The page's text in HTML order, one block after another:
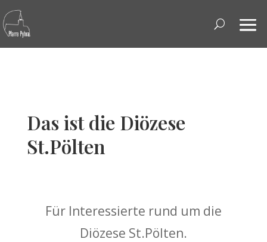
Das ist die Diözese
St.Pölten
Für Interessierte rund um die
Diözese St.Pölten.